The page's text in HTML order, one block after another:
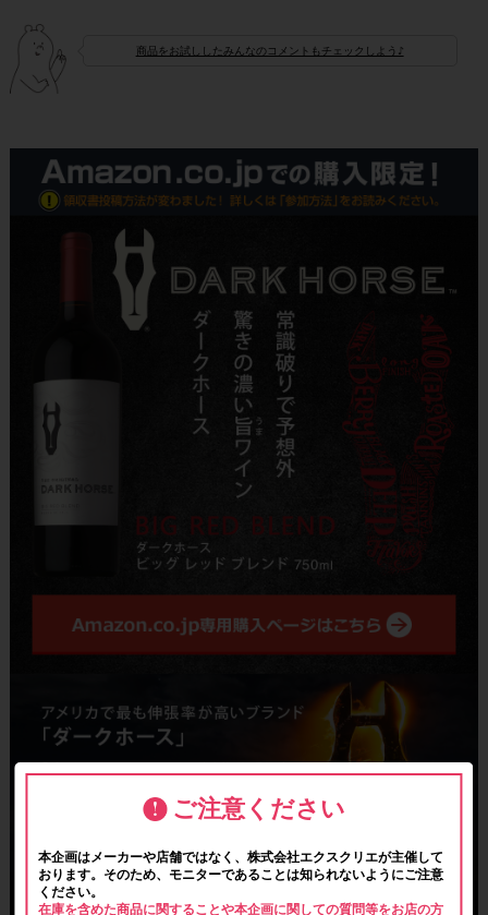
商品をお試ししたみんなのコメントもチェックしよう♪
ご注意ください
本企画はメーカーや店舗ではなく、株式会社エクスクリエが主催して
おります。そのため、モニターであることは知られないようにご注意
ください。
在庫を含めた商品に関することや本企画に関しての質問等をお店の方